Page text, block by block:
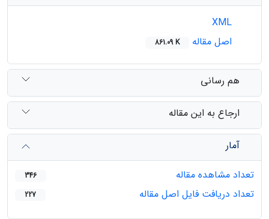
اصل مقاله
861.09 K
هم رسانی
ارجاع به این مقاله
آمار
تعداد مشاهده مقاله
346
تعداد دریافت فایل اصل مقاله 227